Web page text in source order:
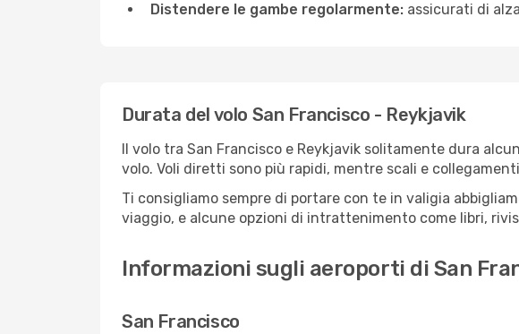
Distendere le gambe regolarmente: assicurati di
Durata del volo San Francisco - Reykjavik
Il volo tra San Francisco e Reykjavik solitamente dura
volo. Voli diretti sono più rapidi, mentre scali e
Ti consigliamo sempre di portare con te in valigia
viaggio, e alcune opzioni di intrattenimento come libri,
Informazioni sugli aeroporti di San
San Francisco